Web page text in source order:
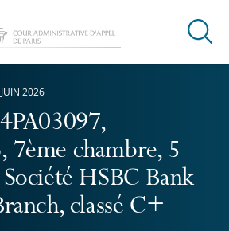
Ouvrir
7ème chambre, 5
HSBC Bank
classé C+
2026